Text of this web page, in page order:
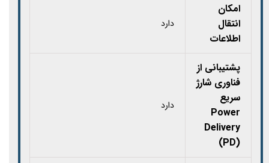
امکان
انتقال
اطلاعات
دارد
پشتیبانی از
فناوری شارژ
سریع
Power
Delivery
(PD)
دارد